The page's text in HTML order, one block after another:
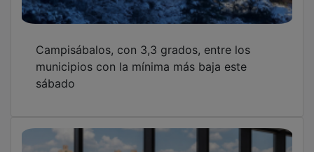
Campisábalos, con 3,3 grados, entre los
municipios con la mínima más baja este
sábado